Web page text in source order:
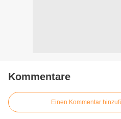
Kommentare
Einen Kommentar